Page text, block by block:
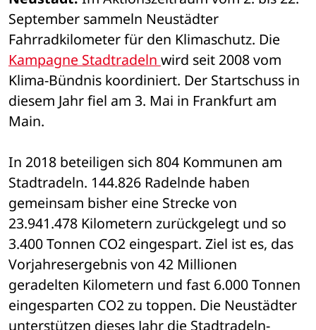
September sammeln Neustädter
Kampagne Stadtradeln wird seit 2008 vom
Klima-Bündnis koordiniert. Der Startschuss in
diesem Jahr fiel am 3. Mai in Frankfurt am
Main.
In 2018 beteiligen sich 804 Kommunen am
Stadtradeln. 144.826 Radelnde haben
gemeinsam bisher eine Strecke von
23.941.478 Kilometern zurückgelegt und so
3.400 Tonnen CO2 eingespart. Ziel ist es, das
Vorjahresergebnis von 42 Millionen
geradelten Kilometern und fast 6.000 Tonnen
eingesparten CO2 zu toppen. Die Neustädter
unterstützen dieses Jahr die Stadtradeln-